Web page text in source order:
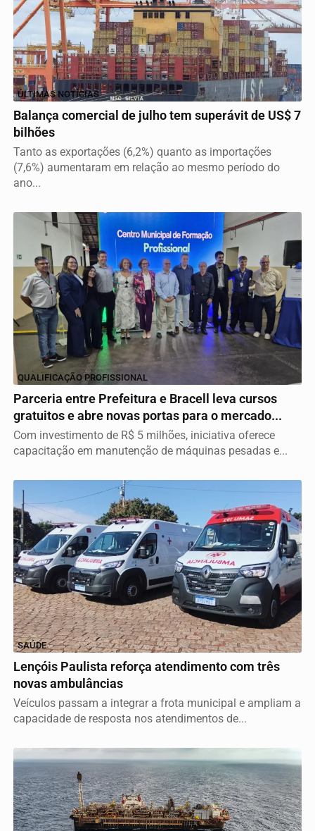
ÚLTIMAS NOTÍCIAS
Balança comercial de julho tem superávit de US$ 7
bilhões
Tanto as exportações (6,2%) quanto as importações
(7,6%) aumentaram em relação ao mesmo período do
ano...
QUALIFICAÇÃO PROFISSIONAL
Parceria entre Prefeitura e Bracell leva cursos
gratuitos e abre novas portas para o mercado...
Com investimento de R$ 5 milhões, iniciativa oferece
capacitação em manutenção de máquinas pesadas e...
SAÚDE
Lençóis Paulista reforça atendimento com três
novas ambulâncias
Veículos passam a integrar a frota municipal e ampliam a
capacidade de resposta nos atendimentos de...